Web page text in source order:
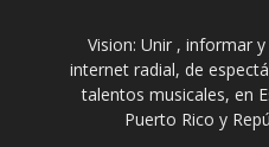
Vision: Unir , informar
internet radial, de
talentos musicales, en
Puerto Rico y